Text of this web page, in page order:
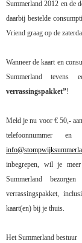
Summerland 2012 en de
daarbij bestelde
Vriend graag op de
Wanneer de kaart en
Summerland
verrassingspakket”!
Meld je nu voor € 50,-
telefoonnummer
inbegrepen, wil je
Summerland
verrassingspakket,
kaart(en) bij je thuis.
Het Summerland bestuur